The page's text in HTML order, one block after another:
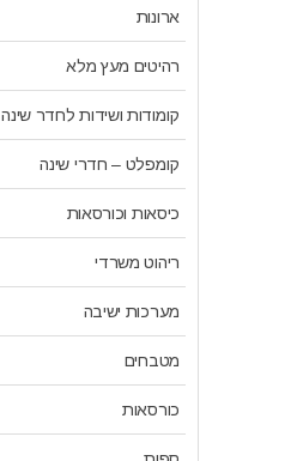
ארונות
רהיטים מעץ מלא
קומודות ושידות לחדר שינה
קומפלט – חדרי שינה
כיסאות וכורסאות
ריהוט משרדי
מערכות ישיבה
מטבחים
כורסאות